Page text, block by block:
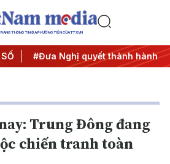
THÔNG TIN ĐA PHƯƠNG TIỆN CỦA TTXVN
#Đưa Nghị quyết thành hành
Trung Đông đang
chiến tranh toàn